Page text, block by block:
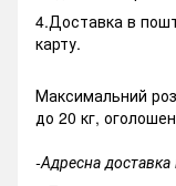
4.Доставка в
карту.
Максимальний
до 20 кг,
-Адресна